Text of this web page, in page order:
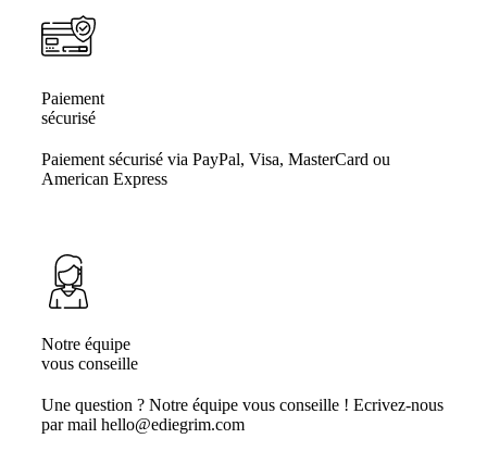
Paiement
sécurisé
Paiement sécurisé via PayPal, Visa, MasterCard ou
American Express
Notre équipe
vous conseille
Une question ? Notre équipe vous conseille ! Ecrivez-nous
par mail hello@ediegrim.com